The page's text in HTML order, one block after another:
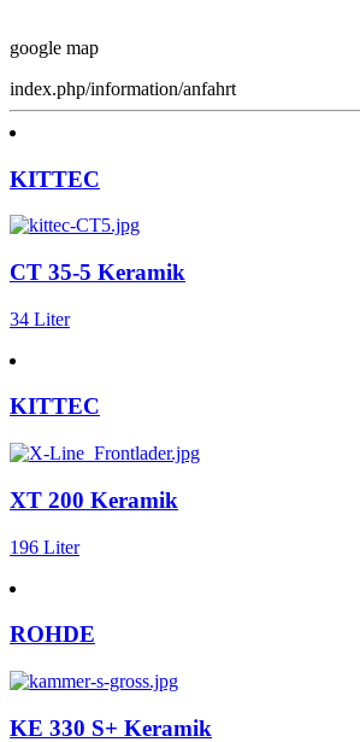
google map
index.php/information/anfahrt
KITTEC
CT 35-5 Keramik
34 Liter
KITTEC
XT 200 Keramik
196 Liter
ROHDE
KE 330 S+ Keramik